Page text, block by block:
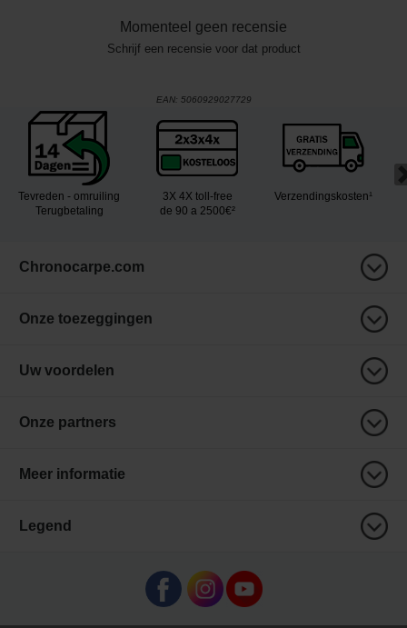
Momenteel geen recensie
Schrijf een recensie voor dat product
EAN: 5060929027729
Tevreden - omruiling
Terugbetaling
3X 4X toll-free
de 90 a 2500€²
Verzendingskosten¹
Chronocarpe.com
Onze toezeggingen
Uw voordelen
Onze partners
Meer informatie
Legend